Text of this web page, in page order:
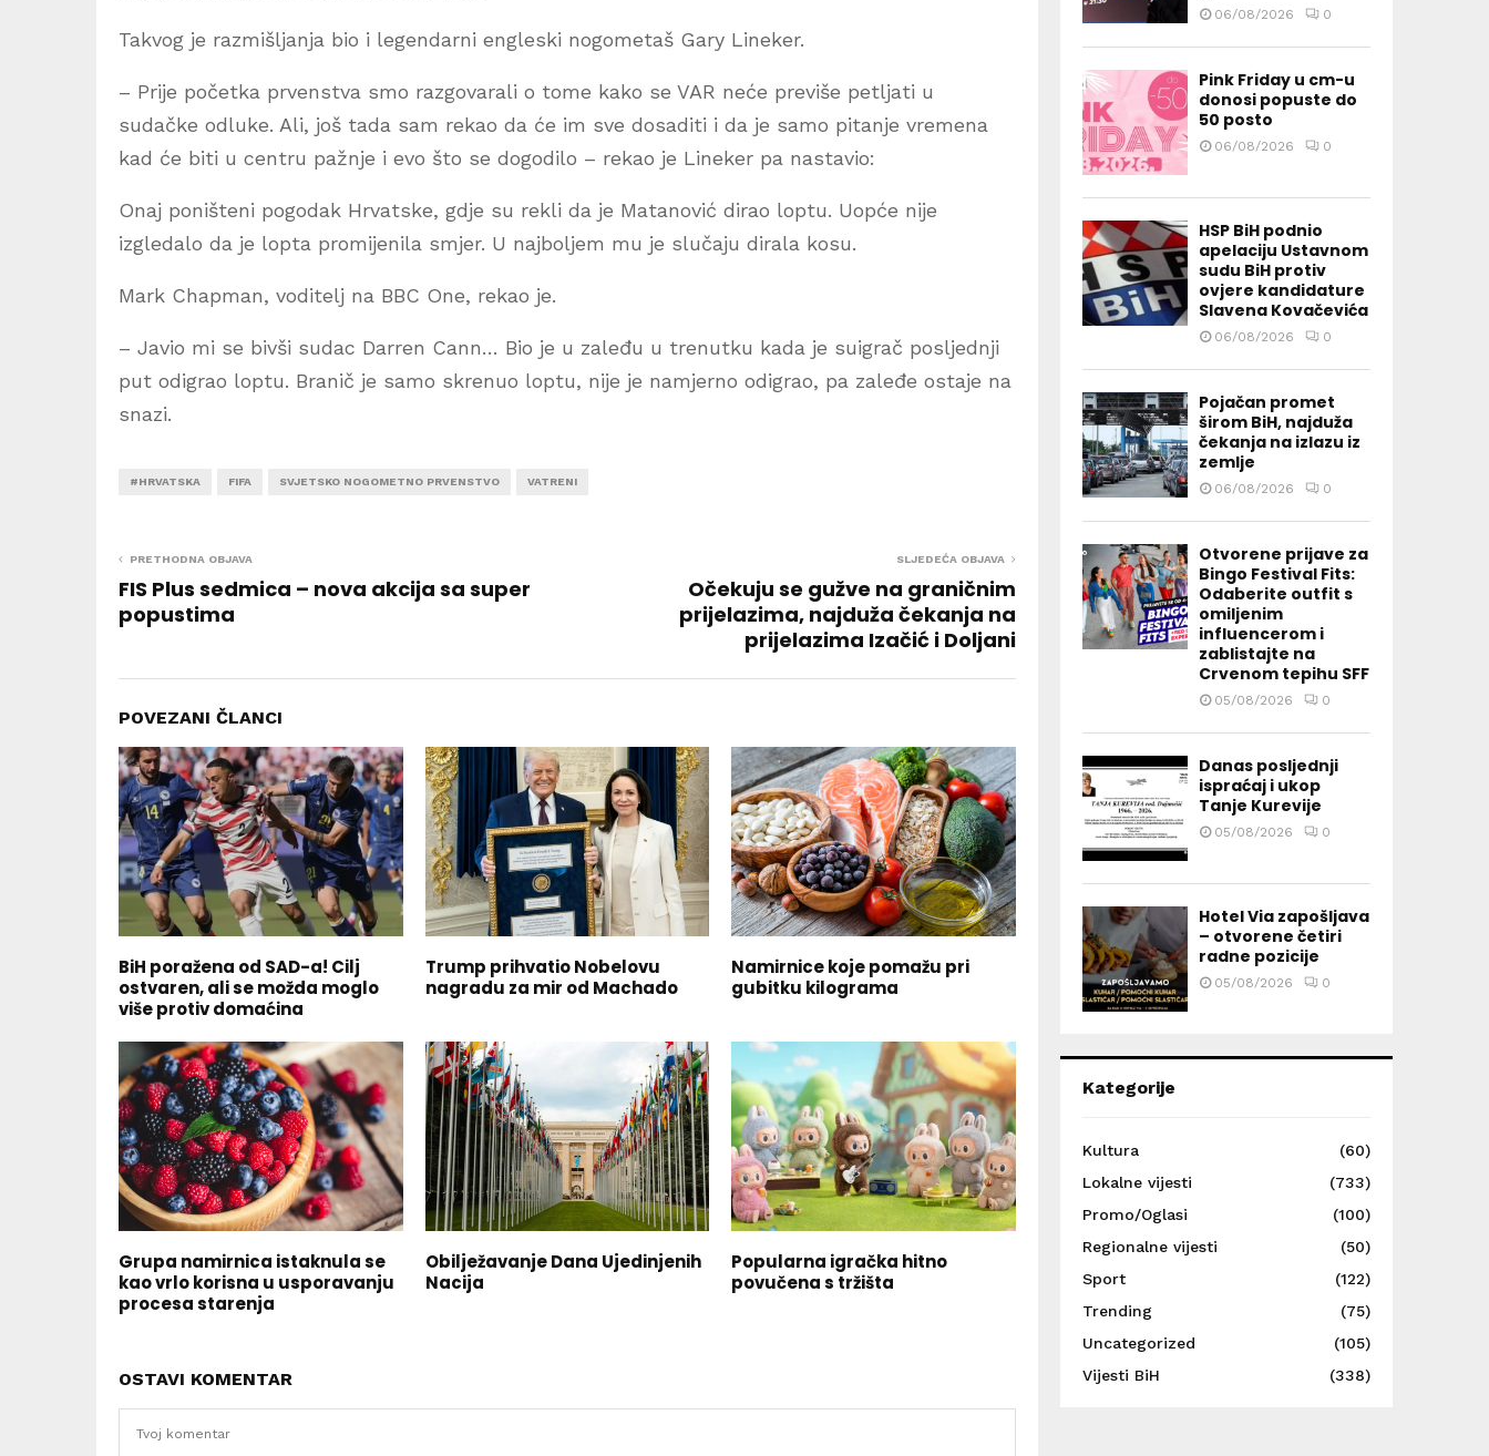
Takvog je razmišljanja bio i legendarni engleski nogometaš Gary Lineker.
– Prije početka prvenstva smo razgovarali o tome kako se VAR neće previše petljati u
sudačke odluke. Ali, još tada sam rekao da će im sve dosaditi i da je samo pitanje vremena
kad će biti u centru pažnje i evo što se dogodilo – rekao je Lineker pa nastavio:
Onaj poništeni pogodak Hrvatske, gdje su rekli da je Matanović dirao loptu. Uopće nije
izgledalo da je lopta promijenila smjer. U najboljem mu je slučaju dirala kosu.
Mark Chapman, voditelj na BBC One, rekao je.
– Javio mi se bivši sudac Darren Cann… Bio je u zaleđu u trenutku kada je suigrač posljednji
put odigrao loptu. Branič je samo skrenuo loptu, nije je namjerno odigrao, pa zaleđe ostaje na
snazi.
#HRVATSKA FIFA SVJETSKO NOGOMETNO PRVENSTVO VATRENI
PRETHODNA OBJAVA
FIS Plus sedmica – nova akcija sa super
popustima
SLJEDEĆA OBJAVA
Očekuju se gužve na graničnim
prijelazima, najduža čekanja na
prijelazima Izačić i Doljani
POVEZANI ČLANCI
BiH poražena od SAD-a! Cilj
ostvaren, ali se možda moglo
više protiv domaćina
Trump prihvatio Nobelovu
nagradu za mir od Machado
Namirnice koje pomažu pri
gubitku kilograma
Grupa namirnica istaknula se
kao vrlo korisna u usporavanju
procesa starenja
Obilježavanje Dana Ujedinjenih
Nacija
Popularna igračka hitno
povučena s tržišta
OSTAVI KOMENTAR
06/08/2026 0
Pink Friday u cm-u
donosi popuste do
50 posto
06/08/2026 0
HSP BiH podnio
apelaciju Ustavnom
sudu BiH protiv
ovjere kandidature
Slavena Kovačevića
06/08/2026 0
Pojačan promet
širom BiH, najduža
čekanja na izlazu iz
zemlje
06/08/2026 0
Otvorene prijave za
Bingo Festival Fits:
Odaberite outfit s
omiljenim
influencerom i
zablistajte na
Crvenom tepihu SFF
05/08/2026 0
Danas posljednji
ispraćaj i ukop
Tanje Kurevije
05/08/2026 0
Hotel Via zapošljava
– otvorene četiri
radne pozicije
05/08/2026 0
Kategorije
Kultura
(60)
Lokalne vijesti
(733)
Promo/Oglasi
(100)
Regionalne vijesti
(50)
Sport
(122)
Trending
(75)
Uncategorized
(105)
Vijesti BiH
(338)